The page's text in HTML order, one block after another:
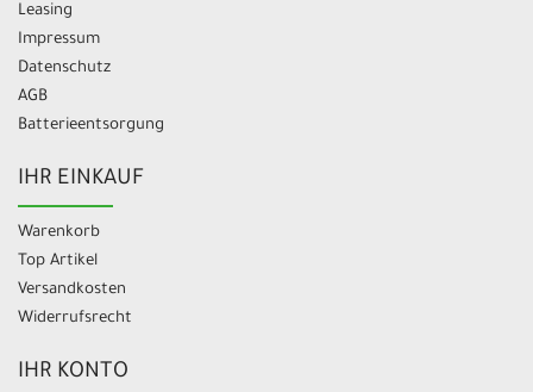
Leasing
Impressum
Datenschutz
AGB
Batterieentsorgung
IHR EINKAUF
Warenkorb
Top Artikel
Versandkosten
Widerrufsrecht
IHR KONTO